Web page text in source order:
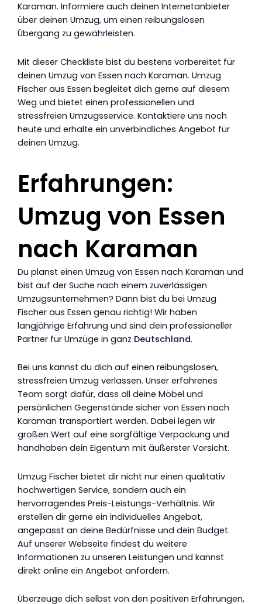
Karaman. Informiere auch deinen Internetanbieter
über deinen Umzug, um einen reibungslosen
Übergang zu gewährleisten.
Mit dieser Checkliste bist du bestens vorbereitet für
deinen Umzug von Essen nach Karaman. Umzug
Fischer aus Essen begleitet dich gerne auf diesem
Weg und bietet einen professionellen und
stressfreien Umzugsservice. Kontaktiere uns noch
heute und erhalte ein unverbindliches Angebot für
deinen Umzug.
Erfahrungen:
Umzug von Essen
nach Karaman
Du planst einen Umzug von Essen nach Karaman und
bist auf der Suche nach einem zuverlässigen
Umzugsunternehmen? Dann bist du bei Umzug
Fischer aus Essen genau richtig! Wir haben
langjährige Erfahrung und sind dein professioneller
Partner für Umzüge in ganz Deutschland.
Bei uns kannst du dich auf einen reibungslosen,
stressfreien Umzug verlassen. Unser erfahrenes
Team sorgt dafür, dass all deine Möbel und
persönlichen Gegenstände sicher von Essen nach
Karaman transportiert werden. Dabei legen wir
großen Wert auf eine sorgfältige Verpackung und
handhaben dein Eigentum mit äußerster Vorsicht.
Umzug Fischer bietet dir nicht nur einen qualitativ
hochwertigen Service, sondern auch ein
hervorragendes Preis-Leistungs-Verhältnis. Wir
erstellen dir gerne ein individuelles Angebot,
angepasst an deine Bedürfnisse und dein Budget.
Auf unserer Webseite findest du weitere
Informationen zu unseren Leistungen und kannst
direkt online ein Angebot anfordern.
Überzeuge dich selbst von den positiven Erfahrungen,